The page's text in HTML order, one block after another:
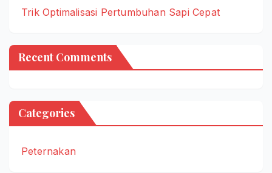
Trik Optimalisasi Pertumbuhan Sapi Cepat
Recent Comments
Categories
Peternakan